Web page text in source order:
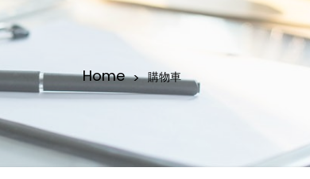
Home 購物車